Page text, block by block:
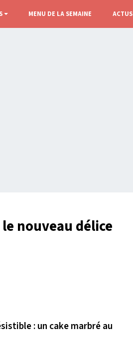
MENU DE LA SEMAINE ACTUS
nouveau délice
: un cake marbré au